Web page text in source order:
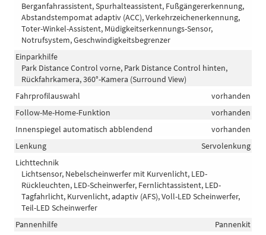
Berganfahrassistent, Spurhalteassistent, Fußgängererkennung,
Abstandstempomat adaptiv (ACC), Verkehrzeichenerkennung,
Toter-Winkel-Assistent, Müdigkeitserkennungs-Sensor,
Notrufsystem, Geschwindigkeitsbegrenzer
Einparkhilfe
Park Distance Control vorne, Park Distance Control hinten,
Rückfahrkamera, 360°-Kamera (Surround View)
Fahrprofilauswahl
vorhanden
Follow-Me-Home-Funktion
vorhanden
Innenspiegel automatisch abblendend
vorhanden
Lenkung
Servolenkung
Lichttechnik
Lichtsensor, Nebelscheinwerfer mit Kurvenlicht, LED-
Rückleuchten, LED-Scheinwerfer, Fernlichtassistent, LED-
Tagfahrlicht, Kurvenlicht, adaptiv (AFS), Voll-LED Scheinwerfer,
Teil-LED Scheinwerfer
Pannenhilfe
Pannenkit